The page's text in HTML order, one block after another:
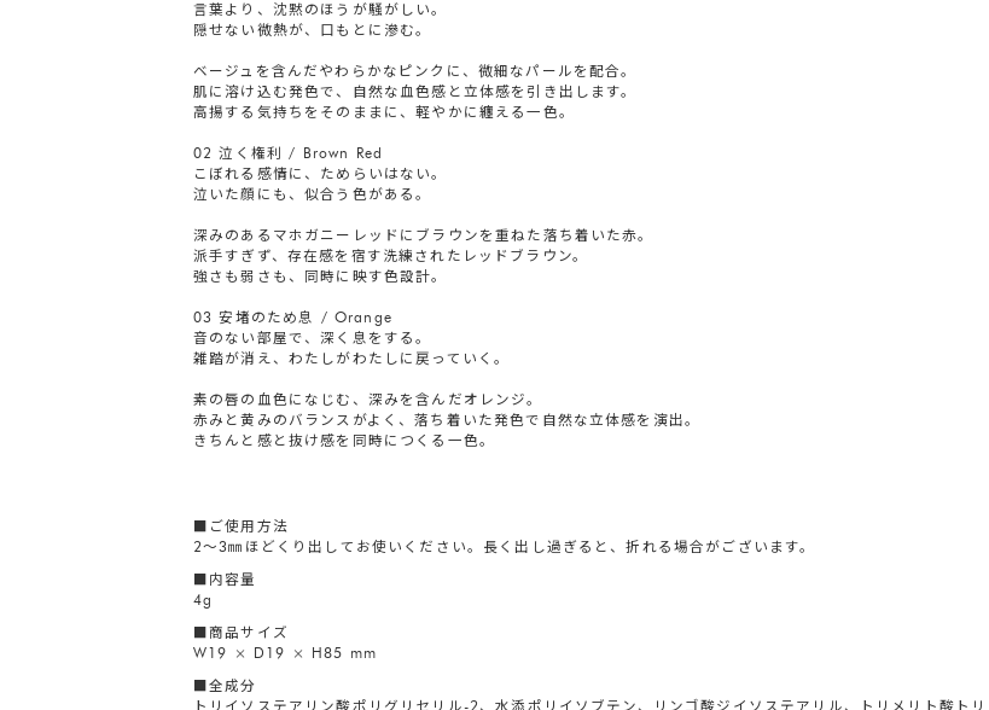
言葉より、沈黙のほうが騒がしい。
隠せない微熱が、口もとに滲む。
ベージュを含んだやわらかなピンクに、微細なパールを配合。
肌に溶け込む発色で、自然な血色感と立体感を引き出します。
高揚する気持ちをそのままに、軽やかに纏える一色。
02 泣く権利 / Brown Red
こぼれる感情に、ためらいはない。
泣いた顔にも、似合う色がある。
深みのあるマホガニーレッドにブラウンを重ねた落ち着いた赤。
派手すぎず、存在感を宿す洗練されたレッドブラウン。
強さも弱さも、同時に映す色設計。
03 安堵のため息 / Orange
音のない部屋で、深く息をする。
雑踏が消え、わたしがわたしに戻っていく。
素の唇の血色になじむ、深みを含んだオレンジ。
赤みと黄みのバランスがよく、落ち着いた発色で自然な立体感を演出。
きちんと感と抜け感を同時につくる一色。
■ご使用方法
2～3㎜ほどくり出してお使いください。長く出し過ぎると、折れる場合がございます。
■内容量
4g
■商品サイズ
W19 × D19 × H85 mm
■全成分